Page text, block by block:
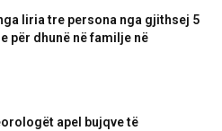
liria tre persona nga gjithsej 5
për dhunë në familje në
apel bujqve të